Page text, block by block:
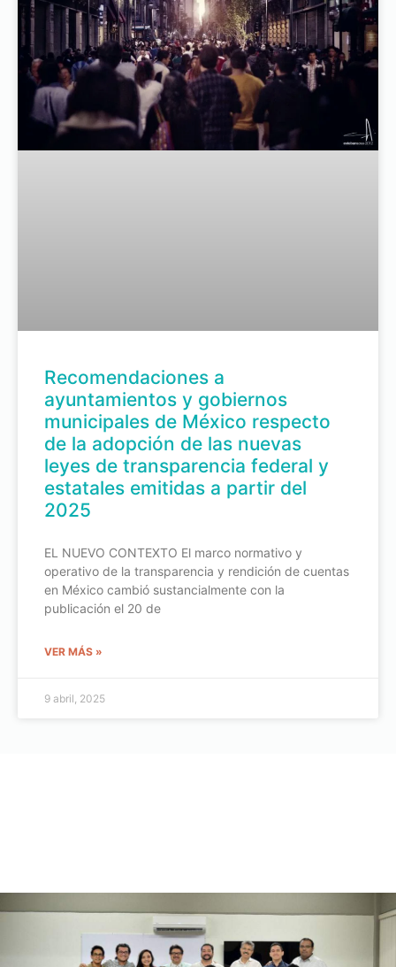
Recomendaciones a
ayuntamientos y gobiernos
municipales de México respecto
de la adopción de las nuevas
leyes de transparencia federal y
estatales emitidas a partir del
2025
EL NUEVO CONTEXTO El marco normativo y
operativo de la transparencia y rendición de cuentas
en México cambió sustancialmente con la
publicación el 20 de
VER MÁS »
9 abril, 2025